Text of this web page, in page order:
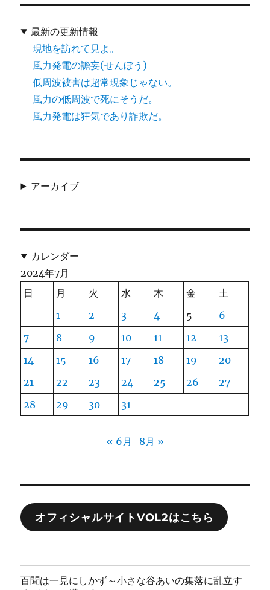
最新の更新情報
現地を訪れて見よ。
風力発電の譫妄(せんぼう)
低周波被害は超常現象じゃない。
風力の低周波で死にそうだ。
風力発電は狂気であり詐欺だ。
アーカイブ
カレンダー
2024年7月
日
月 火 水 木 金
土
1
2 3 4 5
6
7
8 9 10 11 12
13
14
15 16 17 18 19
20
21
22 23 24 25 26
27
28
29 30 31
« 6月 8月 »
オフィシャルサイトVOL2はこちら
百聞は一見にしかず～小さな谷あいの集落に乱立す